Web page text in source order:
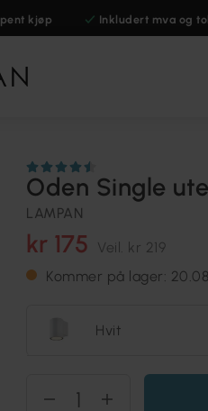
kjøp Inkludert mva og
Oden Single
LAMPAN
kr 175 Veil. kr 219
Kommer på lager:
Hvit